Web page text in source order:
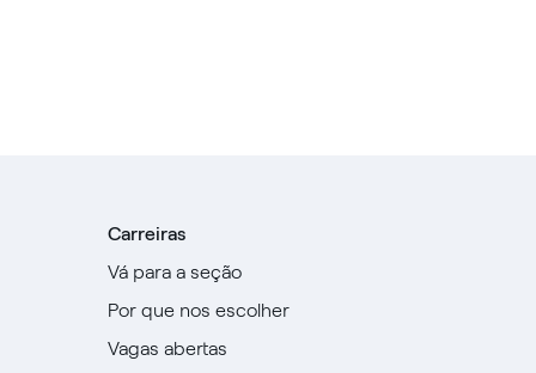
Carreiras
Vá para a seção
Por que nos escolher
Vagas abertas